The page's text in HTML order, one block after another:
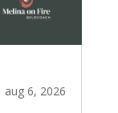
aug 6, 2026